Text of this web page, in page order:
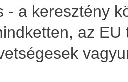
- a keresztény
az EU